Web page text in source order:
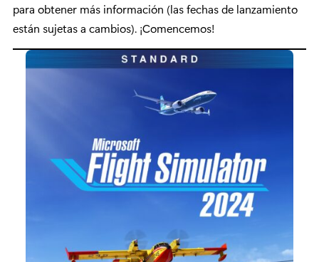
para obtener más información (las fechas de lanzamiento
están sujetas a cambios). ¡Comencemos!